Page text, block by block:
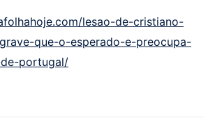
lesao-de-cristiano-
que-o-esperado-e-preocupa-
portugal/